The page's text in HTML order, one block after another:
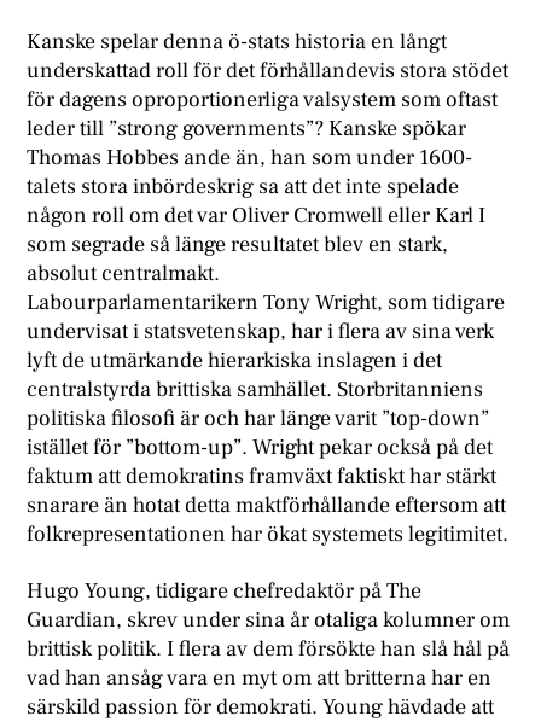
Kanske spelar denna ö-stats historia en långt
underskattad roll för det förhållandevis stora stödet
för dagens oproportionerliga valsystem som oftast
leder till ”strong governments”? Kanske spökar
Thomas Hobbes ande än, han som under 1600-
talets stora inbördeskrig sa att det inte spelade
någon roll om det var Oliver Cromwell eller Karl I
som segrade så länge resultatet blev en stark,
absolut centralmakt.
Labourparlamentarikern Tony Wright, som tidigare
undervisat i statsvetenskap, har i flera av sina verk
lyft de utmärkande hierarkiska inslagen i det
centralstyrda brittiska samhället. Storbritanniens
politiska filosofi är och har länge varit ”top-down”
istället för ”bottom-up”. Wright pekar också på det
faktum att demokratins framväxt faktiskt har stärkt
snarare än hotat detta maktförhållande eftersom att
folkrepresentationen har ökat systemets legitimitet.
Hugo Young, tidigare chefredaktör på The
Guardian, skrev under sina år otaliga kolumner om
brittisk politik. I flera av dem försökte han slå hål på
vad han ansåg vara en myt om att britterna har en
särskild passion för demokrati. Young hävdade att